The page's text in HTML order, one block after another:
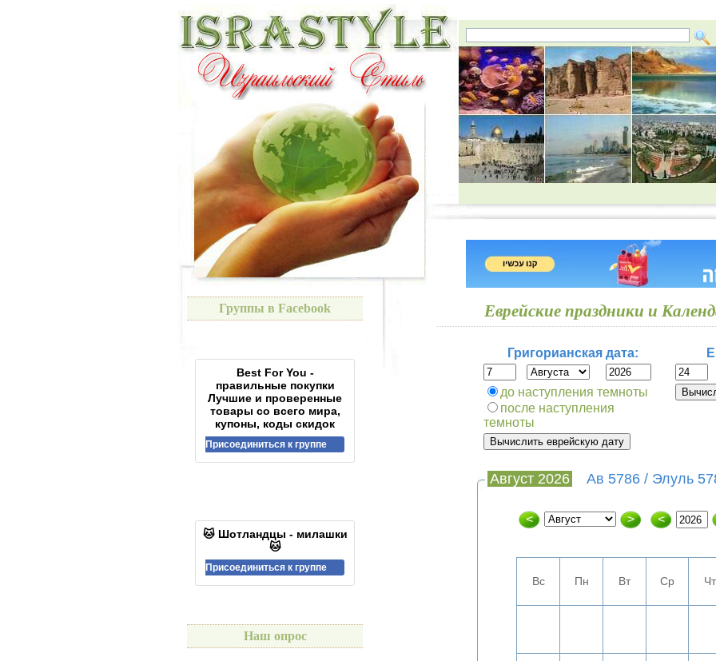
Группы в Facebook
Best For You -
правильные покупки
Лучшие и проверенные
товары со всего мира,
купоны, коды скидок
Присоединиться к группе
🐱 Шотландцы - милашки
🐱
Присоединиться к группе
Наш опрос
Еврейские праздники и